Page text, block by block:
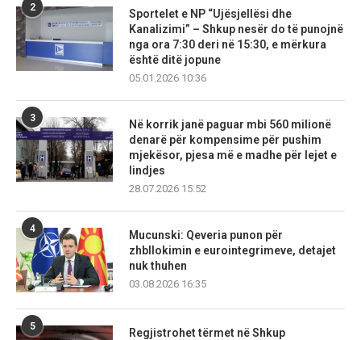
2
Sportelet e NP “Ujësjellësi dhe
Kanalizimi” – Shkup nesër do të punojnë
nga ora 7:30 deri në 15:30, e mërkura
është ditë jopune
05.01.2026 10:36
3
Në korrik janë paguar mbi 560 milionë
denarë për kompensime për pushim
mjekësor, pjesa më e madhe për lejet e
lindjes
28.07.2026 15:52
4
Mucunski: Qeveria punon për
zhbllokimin e eurointegrimeve, detajet
nuk thuhen
03.08.2026 16:35
5
Regjistrohet tërmet në Shkup